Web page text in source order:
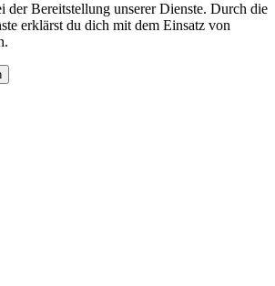
der Bereitstellung unserer Dienste. Durch die
erklärst du dich mit dem Einsatz von